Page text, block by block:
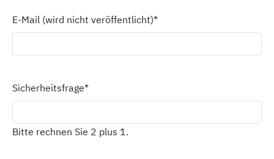
E-Mail (wird nicht veröffentlicht)*
Sicherheitsfrage*
Bitte rechnen Sie 2 plus 1.